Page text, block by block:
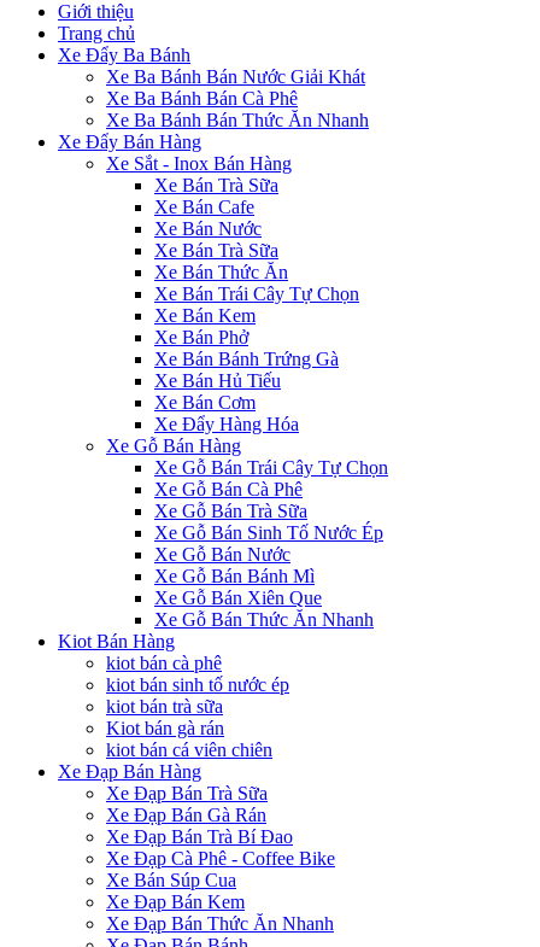
Giới thiệu
Trang chủ
Xe Đẩy Ba Bánh
Xe Ba Bánh Bán Nước Giải Khát
Xe Ba Bánh Bán Cà Phê
Xe Ba Bánh Bán Thức Ăn Nhanh
Xe Đẩy Bán Hàng
Xe Sắt - Inox Bán Hàng
Xe Bán Trà Sữa
Xe Bán Cafe
Xe Bán Nước
Xe Bán Trà Sữa
Xe Bán Thức Ăn
Xe Bán Trái Cây Tự Chọn
Xe Bán Kem
Xe Bán Phở
Xe Bán Bánh Trứng Gà
Xe Bán Hủ Tiếu
Xe Bán Cơm
Xe Đẩy Hàng Hóa
Xe Gỗ Bán Hàng
Xe Gỗ Bán Trái Cây Tự Chọn
Xe Gỗ Bán Cà Phê
Xe Gỗ Bán Trà Sữa
Xe Gỗ Bán Sinh Tố Nước Ép
Xe Gỗ Bán Nước
Xe Gỗ Bán Bánh Mì
Xe Gỗ Bán Xiên Que
Xe Gỗ Bán Thức Ăn Nhanh
Kiot Bán Hàng
kiot bán cà phê
kiot bán sinh tố nước ép
kiot bán trà sữa
Kiot bán gà rán
kiot bán cá viên chiên
Xe Đạp Bán Hàng
Xe Đạp Bán Trà Sữa
Xe Đạp Bán Gà Rán
Xe Đạp Bán Trà Bí Đao
Xe Đạp Cà Phê - Coffee Bike
Xe Bán Súp Cua
Xe Đạp Bán Kem
Xe Đạp Bán Thức Ăn Nhanh